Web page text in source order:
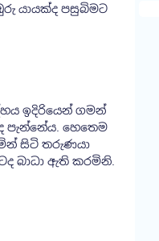
යායක්ද පසුබිමට
ඉදිරියෙන් ගමන්
පැන්නේය. හෙතෙම
සිටි තරුණයා
බාධා ඇති කරමිනි.